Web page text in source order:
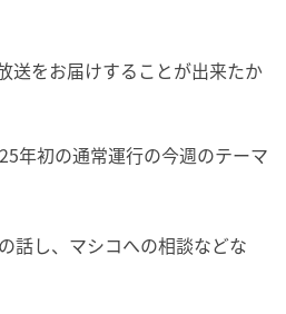
送をお届けすることが出来たか
年初の通常運行の今週のテーマ
話し、マシコへの相談などな